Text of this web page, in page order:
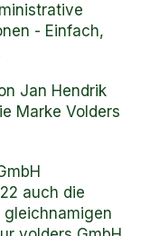
- Einfach,
Jan Hendrik
Marke Volders
auch die
gleichnamigen